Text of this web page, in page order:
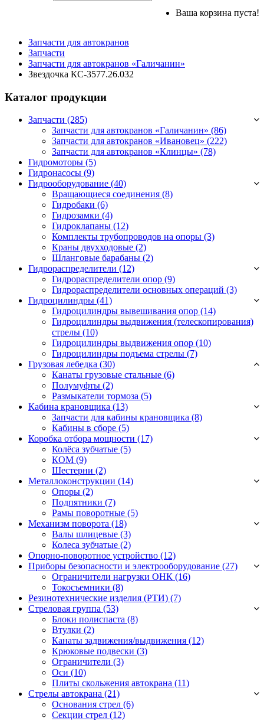
Ваша корзина пуста!
Запчасти для автокранов
Запчасти
Запчасти для автокранов «Галичанин»
Звездочка КС-3577.26.032
Каталог продукции
Запчасти (285)
Запчасти для автокранов «Галичанин» (86)
Запчасти для автокранов «Ивановец» (222)
Запчасти для автокранов «Клинцы» (78)
Гидромоторы (5)
Гидронасосы (9)
Гидрооборудование (40)
Вращающиеся соединения (8)
Гидробаки (6)
Гидрозамки (4)
Гидроклапаны (12)
Комплекты трубопроводов на опоры (3)
Краны двухходовые (2)
Шланговые барабаны (2)
Гидрораспределители (12)
Гидрораспределители опор (9)
Гидрораспределители основных операций (3)
Гидроцилиндры (41)
Гидроцилиндры вывешивания опор (14)
Гидроцилиндры выдвижения (телескопирования)
стрелы (10)
Гидроцилиндры выдвижения опор (10)
Гидроцилиндры подъема стрелы (7)
Грузовая лебедка (30)
Канаты грузовые стальные (6)
Полумуфты (2)
Размыкатели тормоза (5)
Кабина крановщика (13)
Запчасти для кабины крановщика (8)
Кабины в сборе (5)
Коробка отбора мощности (17)
Колёса зубчатые (5)
КОМ (9)
Шестерни (2)
Металлоконструкции (14)
Опоры (2)
Подпятники (7)
Рамы поворотные (5)
Механизм поворота (18)
Валы шлицевые (3)
Колеса зубчатые (2)
Опорно-поворотное устройство (12)
Приборы безопасности и электрооборудование (27)
Ограничители нагрузки ОНК (16)
Токосъемники (8)
Резинотехнические изделия (РТИ) (7)
Стреловая группа (53)
Блоки полиспаста (8)
Втулки (2)
Канаты задвижения/выдвижения (12)
Крюковые подвески (3)
Ограничители (3)
Оси (10)
Плиты скольжения автокрана (11)
Стрелы автокрана (21)
Основания стрел (6)
Секции стрел (12)